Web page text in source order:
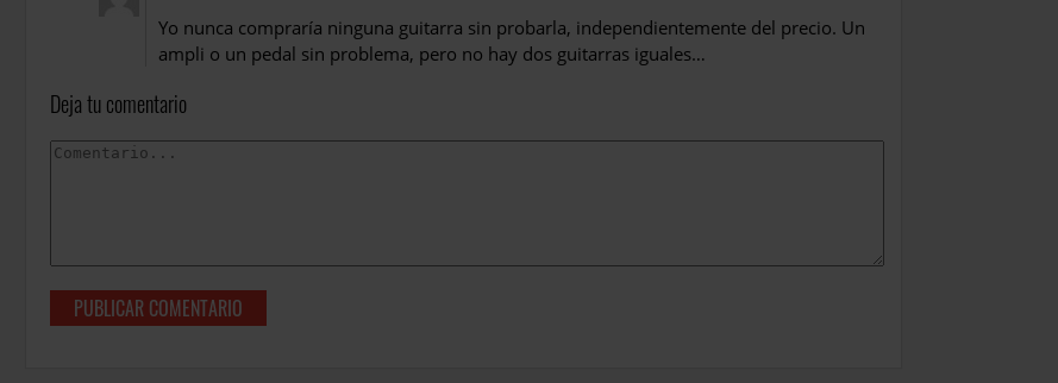
Yo nunca compraría ninguna guitarra sin probarla, independientemente del precio. Un
ampli o un pedal sin problema, pero no hay dos guitarras iguales…
Deja tu comentario